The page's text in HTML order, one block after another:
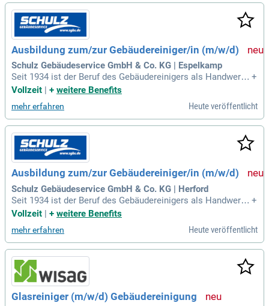
Ausbildung zum/zur Gebäudereiniger/in (m/w/d)
Schulz Gebäudeservice GmbH & Co. KG | Espelkamp
Seit 1934 ist der Beruf des Gebäudereinigers als Handwerks
beruf anerkannt. Allerdings gibt es Betriebe; ja sogar Gebäu
n.
+
Vollzeit
+ weitere Benefits
mehr erfahren Heute veröffentlicht
Ausbildung zum/zur Gebäudereiniger/in (m/w/d)
Schulz Gebäudeservice GmbH & Co. KG | Herford
Seit 1934 ist der Beruf des Gebäudereinigers als Handwerks
beruf anerkannt. Allerdings gibt es Betriebe; ja sogar Gebäu
n.
+
Vollzeit | + weitere Benefits
mehr erfahren Heute veröffentlicht
Glasreiniger (m/w/d) Gebäudereinigung